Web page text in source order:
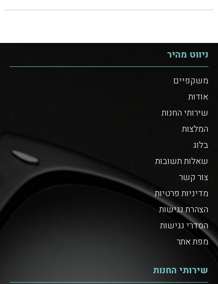
ניווט מהיר
משקפיים
אודות
שירותי החנות
המלצות
בלוג
שאלות תשובות
צור קשר
מדיניות פרטיות
הצהרת נגישות
הסדרי נגישות
מפת אתר
שירותי החנות